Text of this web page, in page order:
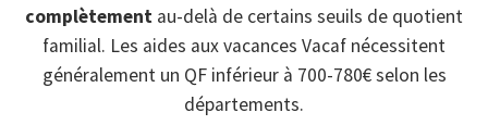
complètement au-delà de certains seuils de quotient
familial. Les aides aux vacances Vacaf nécessitent
généralement un QF inférieur à 700-780€ selon les
départements.